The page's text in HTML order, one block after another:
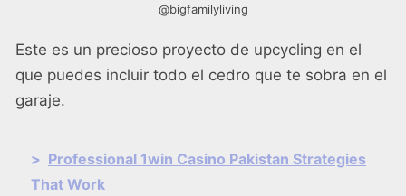
@bigfamilyliving
Este es un precioso proyecto de upcycling en el
que puedes incluir todo el cedro que te sobra en el
garaje.
> Professional 1win Casino Pakistan Strategies
That Work